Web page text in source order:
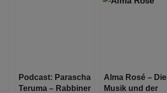
Änderung vor
Podcast: Parascha
Teruma – Rabbiner
Alma Rosé – Die
Musik und der